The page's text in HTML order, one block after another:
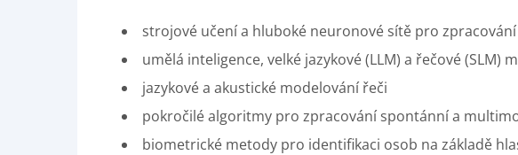
strojové učení a hluboké neuronové sítě pro zpracování
umělá inteligence, velké jazykové (LLM) a řečové (SLM)
jazykové a akustické modelování řeči
pokročilé algoritmy pro zpracování spontánní a
biometrické metody pro identifikaci osob na základě